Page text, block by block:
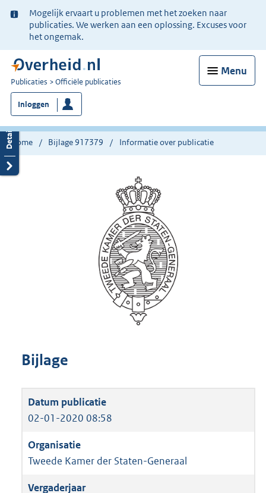
Ter
informatie:
Mogelijk ervaart u problemen met het zoeken naar
publicaties. We werken aan een oplossing. Excuses voor
het ongemak.
Menu
U
bent
nu
hier:
Publicaties Officiële publicaties
Inloggen
Home Bijlage 917379 Informatie over publicatie
Bijlage
02-01-2020 08:58
Tweede Kamer der Staten-Generaal